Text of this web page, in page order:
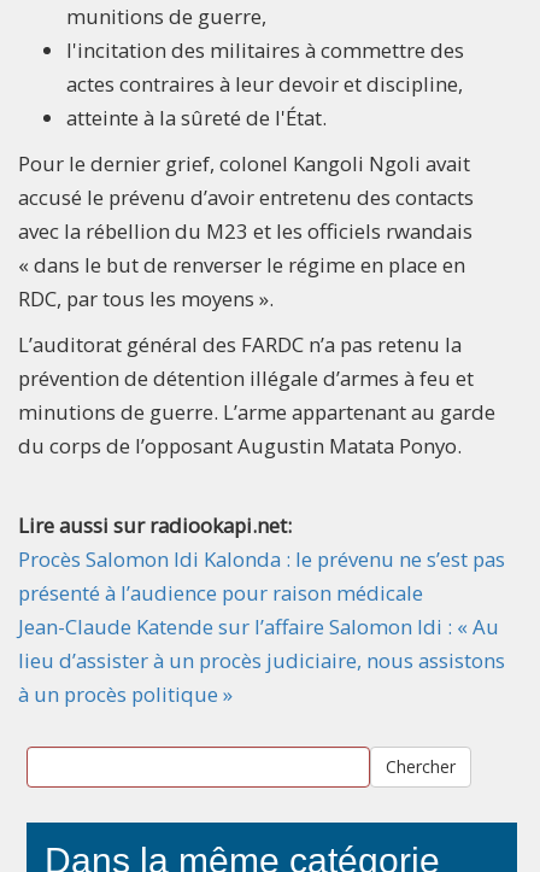
munitions de guerre,
l'incitation des militaires à commettre des
actes contraires à leur devoir et discipline,
atteinte à la sûreté de l'État.
Pour le dernier grief, colonel Kangoli Ngoli avait
accusé le prévenu d’avoir entretenu des contacts
avec la rébellion du M23 et les officiels rwandais
« dans le but de renverser le régime en place en
RDC, par tous les moyens ».
L’auditorat général des FARDC n’a pas retenu la
prévention de détention illégale d’armes à feu et
minutions de guerre. L’arme appartenant au garde
du corps de l’opposant Augustin Matata Ponyo.
Lire aussi sur radiookapi.net:
Procès Salomon Idi Kalonda : le prévenu ne s’est pas
présenté à l’audience pour raison médicale
Jean-Claude Katende sur l’affaire Salomon Idi : « Au
lieu d’assister à un procès judiciaire, nous assistons
à un procès politique »
Chercher
Dans la même catégorie